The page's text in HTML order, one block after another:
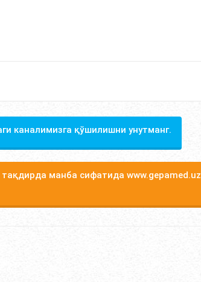
каналимизга қўшилишни унутманг.
манба сифатида www.gepamed.uz